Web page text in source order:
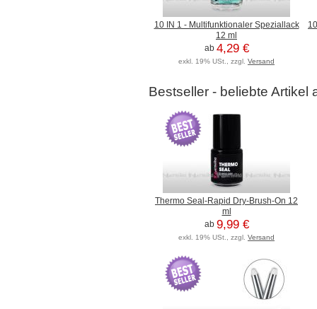
10 IN 1 - Multifunktionaler Speziallack
12 ml
ab 4,29 €
exkl. 19% USt., zzgl. Versand
Bestseller - beliebte Artikel
Thermo Seal-Rapid Dry-Brush-On 12
ml
ab 9,99 €
exkl. 19% USt., zzgl. Versand